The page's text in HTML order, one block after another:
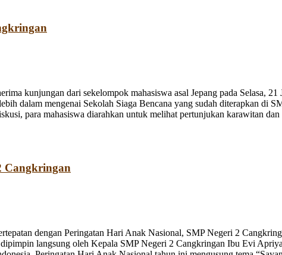
kunjungan dari sekelompok mahasiswa asal Jepang pada Selasa,
dalam mengenai Sekolah Siaga Bencana yang sudah diterapkan
para mahasiswa diarahkan untuk melihat pertunjukan karawitan
Cangkringan
dengan Peringatan Hari Anak Nasional, SMP Negeri 2
langsung oleh Kepala SMP Negeri 2 Cangkringan Ibu Evi